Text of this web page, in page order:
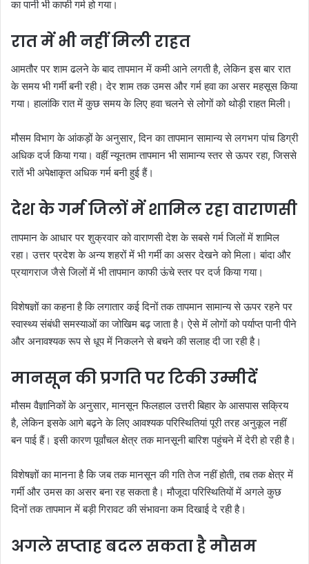
का पानी भी काफी गर्म हो गया।
रात में भी नहीं मिली राहत
आमतौर पर शाम ढलने के बाद तापमान में कमी आने लगती है, लेकिन इस बार रात
के समय भी गर्मी बनी रही। देर शाम तक उमस और गर्म हवा का असर महसूस किया
गया। हालांकि रात में कुछ समय के लिए हवा चलने से लोगों को थोड़ी राहत मिली।
मौसम विभाग के आंकड़ों के अनुसार, दिन का तापमान सामान्य से लगभग पांच डिग्री
अधिक दर्ज किया गया। वहीं न्यूनतम तापमान भी सामान्य स्तर से ऊपर रहा, जिससे
रातें भी अपेक्षाकृत अधिक गर्म बनी हुई हैं।
देश के गर्म जिलों में शामिल रहा वाराणसी
तापमान के आधार पर शुक्रवार को वाराणसी देश के सबसे गर्म जिलों में शामिल
रहा। उत्तर प्रदेश के अन्य शहरों में भी गर्मी का असर देखने को मिला। बांदा और
प्रयागराज जैसे जिलों में भी तापमान काफी ऊंचे स्तर पर दर्ज किया गया।
विशेषज्ञों का कहना है कि लगातार कई दिनों तक तापमान सामान्य से ऊपर रहने पर
स्वास्थ्य संबंधी समस्याओं का जोखिम बढ़ जाता है। ऐसे में लोगों को पर्याप्त पानी पीने
और अनावश्यक रूप से धूप में निकलने से बचने की सलाह दी जा रही है।
मानसून की प्रगति पर टिकी उम्मीदें
मौसम वैज्ञानिकों के अनुसार, मानसून फिलहाल उत्तरी बिहार के आसपास सक्रिय
है, लेकिन इसके आगे बढ़ने के लिए आवश्यक परिस्थितियां पूरी तरह अनुकूल नहीं
बन पाई हैं। इसी कारण पूर्वांचल क्षेत्र तक मानसूनी बारिश पहुंचने में देरी हो रही है।
विशेषज्ञों का मानना है कि जब तक मानसून की गति तेज नहीं होती, तब तक क्षेत्र में
गर्मी और उमस का असर बना रह सकता है। मौजूदा परिस्थितियों में अगले कुछ
दिनों तक तापमान में बड़ी गिरावट की संभावना कम दिखाई दे रही है।
अगले सप्ताह बदल सकता है मौसम